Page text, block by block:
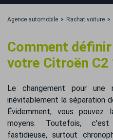
Agence automobile Rachat voiture
Comment
votre Citroën C2
Le changement pour une
inévitablement la séparation
Évidemment, vous
moyens. Toutefois,
fastidieuse, surtout